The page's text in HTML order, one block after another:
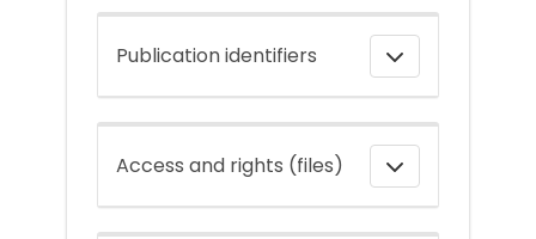
Publication identifiers
Access and rights (files)